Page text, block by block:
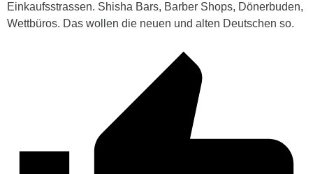
Einkaufsstrassen. Shisha Bars, Barber Shops, Dönerbuden,
Wettbüros. Das wollen die neuen und alten Deutschen so.